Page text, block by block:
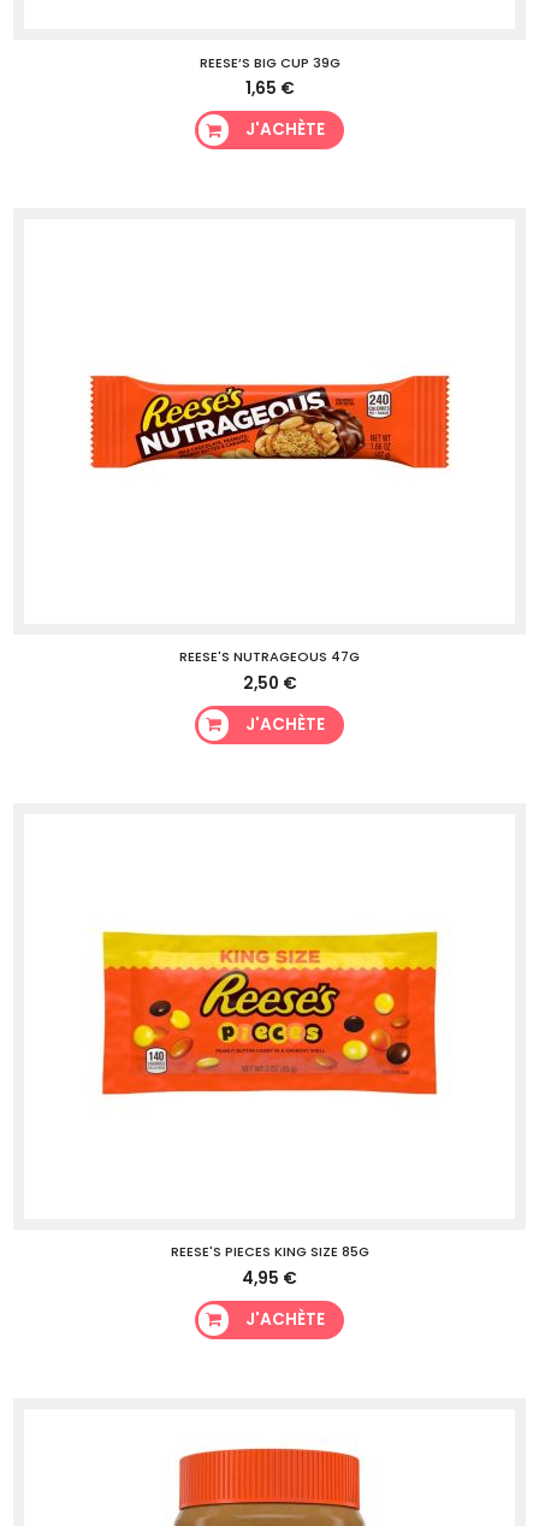
REESE’S BIG CUP 39G
1,65 €
J'ACHÈTE
REESE'S NUTRAGEOUS 47G
2,50 €
J'ACHÈTE
REESE'S PIECES KING SIZE 85G
4,95 €
J'ACHÈTE